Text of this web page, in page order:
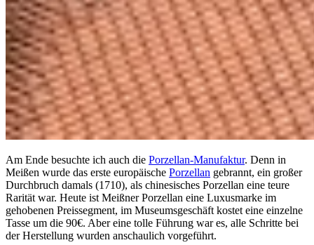
Am Ende besuchte ich auch die Porzellan-Manufaktur. Denn in
Meißen wurde das erste europäische Porzellan gebrannt, ein großer
Durchbruch damals (1710), als chinesisches Porzellan eine teure
Rarität war. Heute ist Meißner Porzellan eine Luxusmarke im
gehobenen Preissegment, im Museumsgeschäft kostet eine einzelne
Tasse um die 90€. Aber eine tolle Führung war es, alle Schritte bei
der Herstellung wurden anschaulich vorgeführt.